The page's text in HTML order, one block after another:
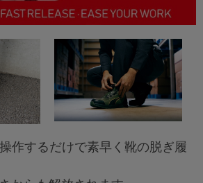
作するだけで素早く靴の脱ぎ履